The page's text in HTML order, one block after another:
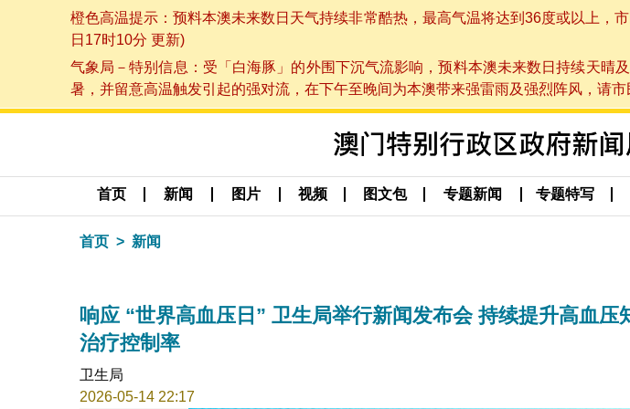
橙色高温提示：预料本澳未来数日天气持续非常酷热，最高气温将达到36度或以上，
日17时10分 更新)
气象局－特别信息：受「白海豚」的外围下沉气流影响，预料本澳未来数日持续天晴
暑，并留意高温触发引起的强对流，在下午至晚间为本澳带来强雷雨及强烈阵风，请
首页 新闻 图片 视频 图文包 专题新闻 专题特写
首页 新闻
响应 “世界高血压日” 卫生局举行新闻发布会 持续提升高血压
治疗控制率
卫生局
2026-05-14 22:17